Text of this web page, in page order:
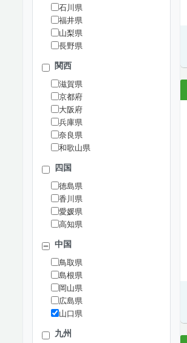
石川県
福井県
山梨県
長野県
関西
滋賀県
京都府
大阪府
兵庫県
奈良県
和歌山県
四国
徳島県
香川県
愛媛県
高知県
中国
鳥取県
島根県
岡山県
広島県
山口県
九州